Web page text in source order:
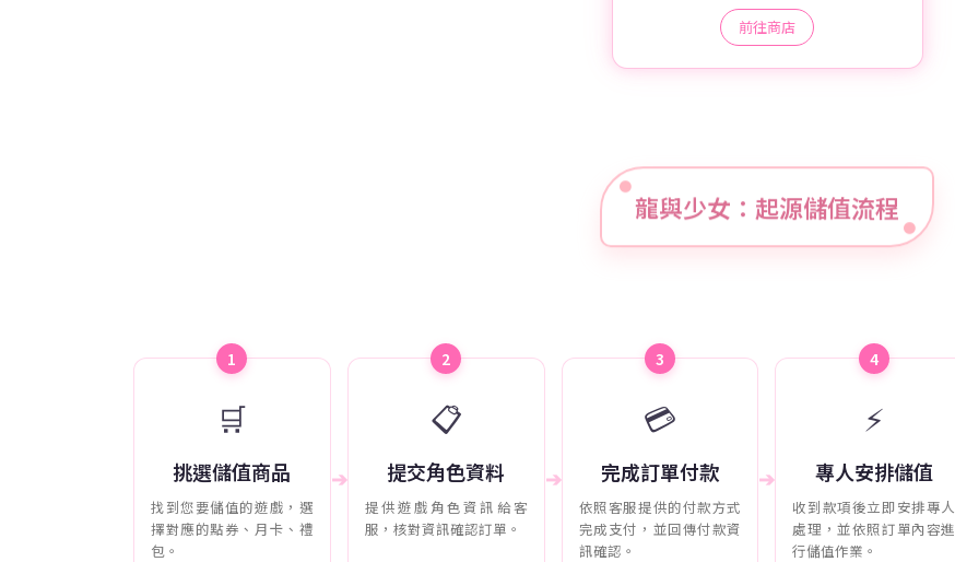
前往商店
龍與少女：起源儲值流程
1
🛒
挑選儲值商品
找到您要儲值的遊戲，選
擇對應的點券、月卡、禮
包。
➔
2
📋
提交角色資料
提供遊戲角色資訊給客
服，核對資訊確認訂單。
➔
3
💳
完成訂單付款
依照客服提供的付款方式
完成支付，並回傳付款資
訊確認。
➔
4
⚡
專人安排儲值
收到款項後立即安排專人
處理，並依照訂單內容進
行儲值作業。